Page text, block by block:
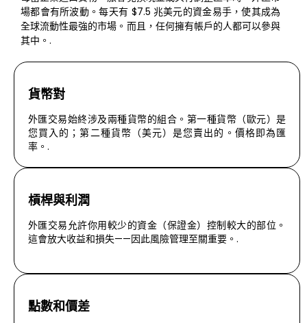
場都會有所波動。每天有 $7.5 兆美元的資金易手，使其成為
全球流動性最強的市場。而且，任何擁有帳戶的人都可以參與
其中。.
貨幣對
外匯交易始終涉及兩種貨幣的組合。第一種貨幣（歐元）是
您買入的；第二種貨幣（美元）是您賣出的。價格即為匯
率。.
槓桿與利潤
外匯交易允許你用較少的資金（保證金）控制較大的部位。
這會放大收益和損失——因此風險管理至關重要。.
點數和價差